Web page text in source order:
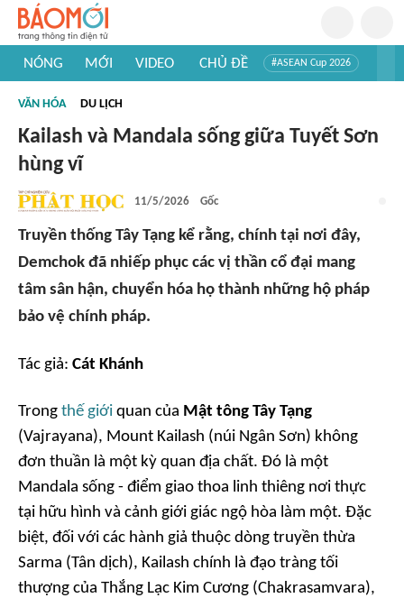
NÓNG MỚI VIDEO CHỦ ĐỀ #ASEAN Cup 2026
#Khám phá thế giới
VĂN HÓA DU LỊCH
Kailash và Mandala sống giữa Tuyết Sơn
hùng vĩ
11/5/2026 Gốc
Truyền thống Tây Tạng kể rằng, chính tại nơi đây,
Demchok đã nhiếp phục các vị thần cổ đại mang
tâm sân hận, chuyển hóa họ thành những hộ pháp
bảo vệ chính pháp.
Tác giả: Cát Khánh
Trong thế giới quan của Mật tông Tây Tạng
(Vajrayana), Mount Kailash (núi Ngân Sơn) không
đơn thuần là một kỳ quan địa chất. Đó là một
Mandala sống - điểm giao thoa linh thiêng nơi thực
tại hữu hình và cảnh giới giác ngộ hòa làm một. Đặc
biệt, đối với các hành giả thuộc dòng truyền thừa
Sarma (Tân dịch), Kailash chính là đạo tràng tối
thượng của Thắng Lạc Kim Cương (Chakrasamvara),